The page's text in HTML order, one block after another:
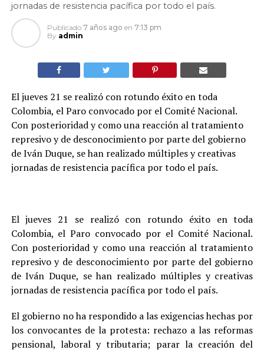
jornadas de resistencia pacífica por todo el país.
Publicado 7 años ago en 7:13 pm
By admin
El jueves 21 se realizó con rotundo éxito en toda
Colombia, el Paro convocado por el Comité Nacional.
Con posterioridad y como una reacción al tratamiento
represivo y de desconocimiento por parte del gobierno
de Iván Duque, se han realizado múltiples y creativas
jornadas de resistencia pacífica por todo el país.
El jueves 21 se realizó con rotundo éxito en toda
Colombia, el Paro convocado por el Comité Nacional.
Con posterioridad y como una reacción al tratamiento
represivo y de desconocimiento por parte del gobierno
de Iván Duque, se han realizado múltiples y creativas
jornadas de resistencia pacífica por todo el país.
El gobierno no ha respondido a las exigencias hechas por
los convocantes de la protesta: rechazo a las reformas
pensional, laboral y tributaria; parar la creación del